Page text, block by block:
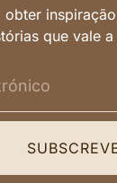
obter
que vale